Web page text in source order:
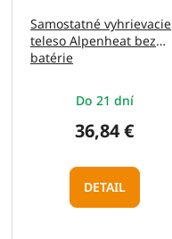
Samostatné vyhrievacie
teleso Alpenheat bez
batérie
Do 21 dní
36,84 €
DETAIL